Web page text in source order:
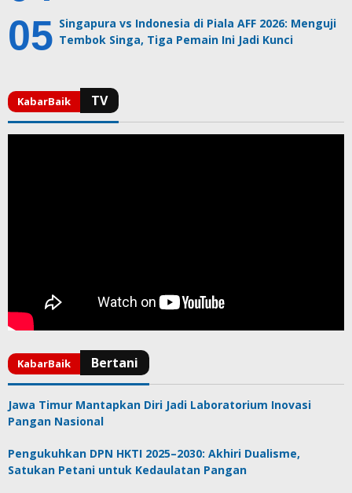
Singapura vs Indonesia di Piala AFF 2026: Menguji
Tembok Singa, Tiga Pemain Ini Jadi Kunci
Jawa Timur Mantapkan Diri Jadi Laboratorium Inovasi
Pangan Nasional
Pengukuhkan DPN HKTI 2025–2030: Akhiri Dualisme,
Satukan Petani untuk Kedaulatan Pangan